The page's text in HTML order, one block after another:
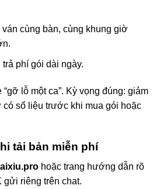
cùng bàn, cùng khung giờ
phí gói dài ngày.
lỗ một ca”. Kỳ vọng đúng: giảm
có số liệu trước khi mua gói hoặc
tải bản miễn phí
hoặc trang hướng dẫn rõ
riêng trên chat.